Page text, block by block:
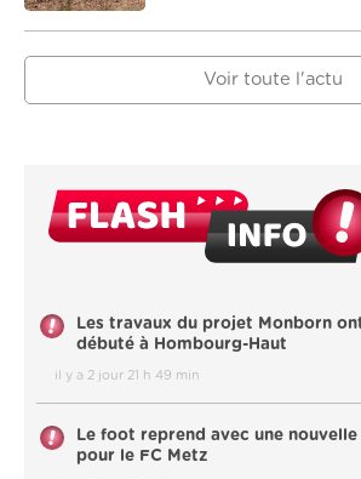
Voir toute l'actu
Les travaux du projet Monborn
débuté à Hombourg-Haut
il y a 2 jour 21 h 49 min
Le foot reprend avec une nouvelle
pour le FC Metz